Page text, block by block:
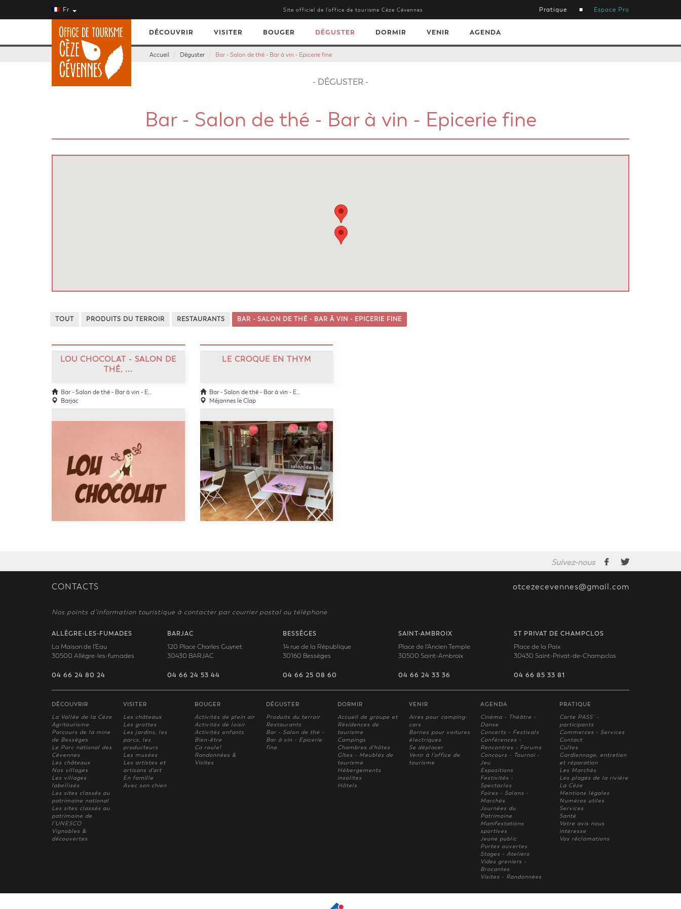
Fr Site officiel de l’office de tourisme Cèze Cévennes Pratique Espace Pro
DÉCOUVRIR VISITER BOUGER DÉGUSTER DORMIR VENIR AGENDA
Accueil Déguster Bar - Salon de thé - Bar à vin - Epicerie fine
- DÉGUSTER -
Bar - Salon de thé - Bar à vin - Epicerie fine
TOUT PRODUITS DU TERROIR RESTAURANTS BAR - SALON DE THÉ - BAR À VIN - EPICERIE FINE
LOU CHOCOLAT - SALON DE
THÉ, ...
Bar - Salon de thé - Bar à vin - Epicerie fine
Barjac
LE CROQUE EN THYM
Bar - Salon de thé - Bar à vin - Epicerie fine
Méjannes le Clap
Suivez-nous
CONTACTS otcezecevennes@gmail.com
Nos points d’information touristique à contacter par courrier postal ou téléphone
ALLÈGRE-LES-FUMADES
La Maison de l'Eau
30500 Allègre-les-fumades
04 66 24 80 24
BARJAC
120 Place Charles Guynet
30430 BARJAC
04 66 24 53 44
BESSÈGES
14 rue de la République
30160 Bessèges
04 66 25 08 60
SAINT-AMBROIX
Place de l'Ancien Temple
30500 Saint-Ambroix
04 66 24 33 36
ST PRIVAT DE CHAMPCLOS
Place de la Paix
30430 Saint-Privat-de-Champclos
04 66 85 33 81
DÉCOUVRIR
La Vallée de la Cèze
Agritourisme
Parcours de la mine
de Bessèges
Le Parc national des
Cévennes
Les châteaux
Nos villages
Les villages
labellisés
Les sites classés au
patrimoine national
Les sites classés au
patrimoine de
l'UNESCO
Vignobles &
découvertes
VISITER
Les châteaux
Les grottes
Les jardins, les
parcs, les
producteurs
Les musées
Les artistes et
artisans d'art
En famille
Avec son chien
BOUGER
Activités de plein air
Activités de loisir
Activités enfants
Bien-être
Ca roule!
Randonnées &
Visites
DÉGUSTER
Produits du terroir
Restaurants
Bar - Salon de thé -
Bar à vin - Epicerie
fine
DORMIR
Accueil de groupe et
Résidences de
tourisme
Campings
Chambres d'hôtes
Gîtes - Meublés de
tourisme
Hébergements
insolites
Hôtels
VENIR
Aires pour camping-
cars
Bornes pour voitures
électriques
Se déplacer
Venir à l'office de
tourisme
AGENDA
Cinéma - Théâtre -
Danse
Concerts - Festivals
Conférences -
Rencontres - Forums
Concours - Tournoi -
Jeu
Expositions
Festivités -
Spectacles
Foires - Salons -
Marchés
Journées du
Patrimoine
Manifestations
sportives
Jeune public
Portes ouvertes
Stages - Ateliers
Vides greniers -
Brocantes
Visites - Randonnées
PRATIQUE
Carte PASS' -
participants
Commerces - Services
Contact
Cultes
Gardiennage, entretien
et réparation
Les Marchés
Les plages de la rivière
La Cèze
Mentions légales
Numéros utiles
Services
Santé
Votre avis nous
intèresse
Vos réclamations